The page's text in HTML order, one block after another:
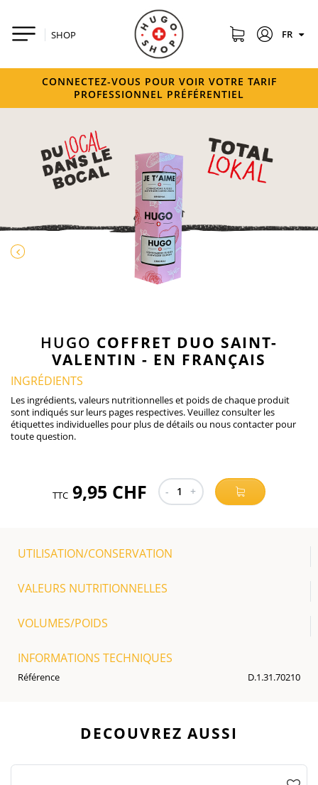
SHOP FR
CONNECTEZ-VOUS POUR VOIR VOTRE TARIF
PROFESSIONNEL PRÉFÉRENTIEL
HUGO COFFRET DUO SAINT-
VALENTIN - EN FRANÇAIS
INGRÉDIENTS
Les ingrédients, valeurs nutritionnelles et poids de chaque produit
sont indiqués sur leurs pages respectives. Veuillez consulter les
étiquettes individuelles pour plus de détails ou nous contacter pour
toute question.
TTC 9,95 CHF - 1 +
UTILISATION/CONSERVATION
VALEURS NUTRITIONNELLES
VOLUMES/POIDS
INFORMATIONS TECHNIQUES
Référence D.1.31.70210
DECOUVREZ AUSSI